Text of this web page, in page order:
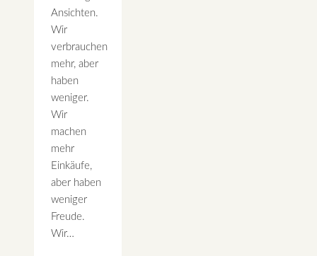
Ansichten.
Wir
verbrauchen
mehr, aber
haben
weniger.
Wir
machen
mehr
Einkäufe,
aber haben
weniger
Freude.
Wir…